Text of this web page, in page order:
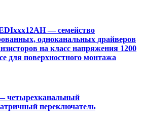
— семейство
одноканальных драйверов
на класс напряжения 1200
для поверхностного монтажа
четырехканальный
переключатель